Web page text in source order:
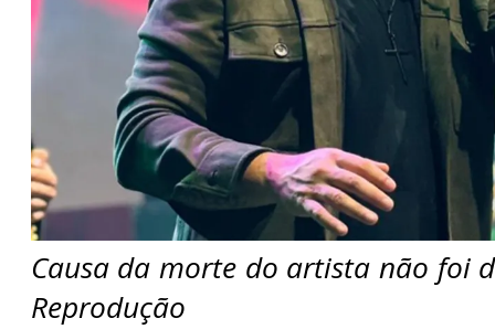
Causa da morte do artista não foi
Reprodução